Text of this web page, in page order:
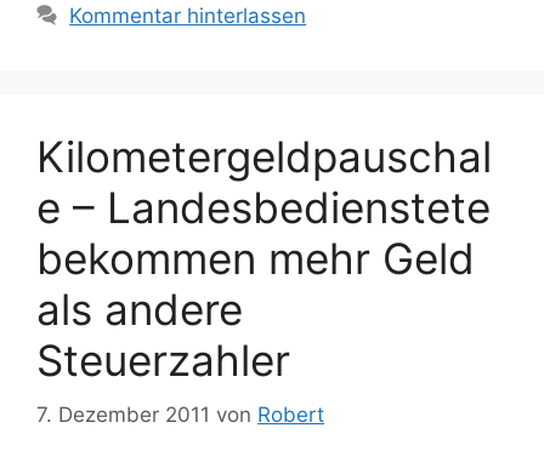
Kommentar hinterlassen
Kilometergeldpauschal
e – Landesbedienstete
bekommen mehr Geld
als andere
Steuerzahler
7. Dezember 2011 von Robert